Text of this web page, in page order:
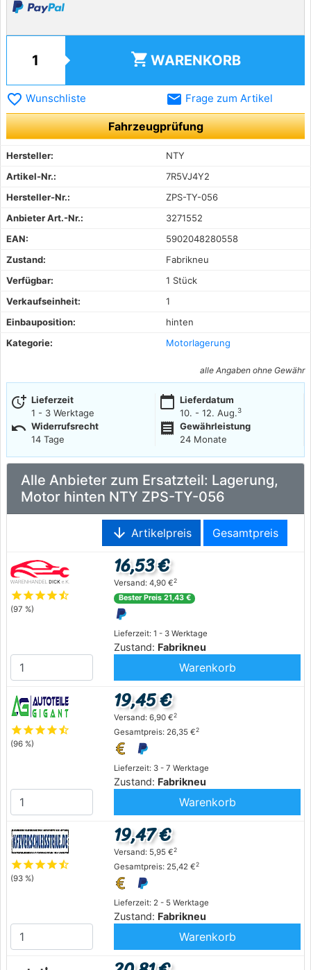
shopping_cart WARENKORB
favorite_border Wunschliste email Frage zum Artikel
Fahrzeugprüfung
Hersteller:
NTY
Artikel-Nr.:
7R5VJ4Y2
Hersteller-Nr.:
ZPS-TY-056
Anbieter Art.-Nr.:
3271552
EAN:
5902048280558
Zustand:
Fabrikneu
Verfügbar:
1 Stück
Verkaufseinheit:
1
Einbauposition:
hinten
Kategorie:
Motorlagerung
alle Angaben ohne Gewähr
more_time Lieferzeit
1 - 3 Werktage
calendar_today Lieferdatum
10. - 12. Aug.3
undo Widerrufsrecht
14 Tage
receipt
Gewährleistung
24 Monate
Alle Anbieter zum Ersatzteil: Lagerung,
Motor hinten NTY ZPS-TY-056
arrow_downward Artikelpreis Gesamtpreis
starstarstarstarstar_half
(97 %)
Lieferzeit: 1 - 3 Werktage
Zustand: Fabrikneu
16,53 €
Versand: 4,90 €2
Bester Preis 21,43 €
Warenkorb
starstarstarstarstar_half
(96 %)
Lieferzeit: 3 - 7 Werktage
Zustand: Fabrikneu
19,45 €
Versand: 6,90 €2
Gesamtpreis: 26,35 €2
Warenkorb
starstarstarstarstar_half
(93 %)
Lieferzeit: 2 - 5 Werktage
Zustand: Fabrikneu
19,47 €
Versand: 5,95 €2
Gesamtpreis: 25,42 €2
Warenkorb